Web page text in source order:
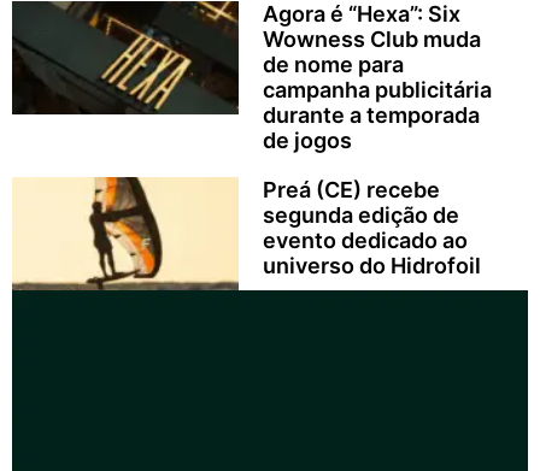
Agora é “Hexa”: Six
Wowness Club muda
de nome para
campanha publicitária
durante a temporada
de jogos
Preá (CE) recebe
segunda edição de
evento dedicado ao
universo do Hidrofoil